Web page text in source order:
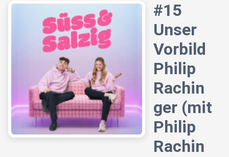
#15
Unser
Vorbild
Philip
Rachin
ger (mit
Philip
Rachin